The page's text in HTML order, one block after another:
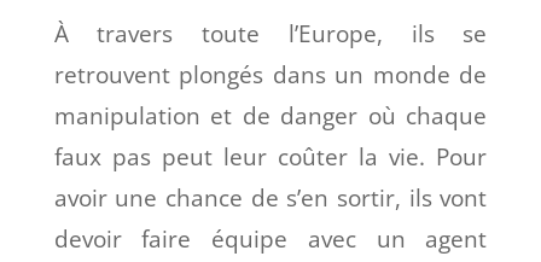
À travers toute l’Europe, ils se
retrouvent plongés dans un monde de
manipulation et de danger où chaque
faux pas peut leur coûter la vie. Pour
avoir une chance de s’en sortir, ils vont
devoir faire équipe avec un agent